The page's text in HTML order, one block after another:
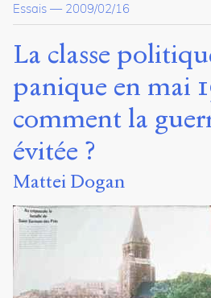
Le Premier ministre : un rocher
Les chefs du parti Communiste
Les leaders des syndicats de
Les leaders de la gauche
Les groupes de l’extrême
Les chefs militaires
Le chef de la police parisienne
La panique au sommet de l’État
La majorité silencieuse et les
L’acte final : la voix
Routinisation du charisme
Si le nez de Cléopâtre... Si
TABLEAU 1
TABLEAU 2
TABLEAU 3
TABLEAU 4
Dossier(s)
Essais — 2009/02/16
La classe
panique en mai
comment la
évitée ?
Mattei Dogan